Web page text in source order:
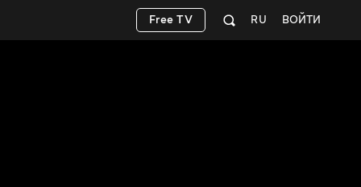
ВОЙТИ
RU
Free TV